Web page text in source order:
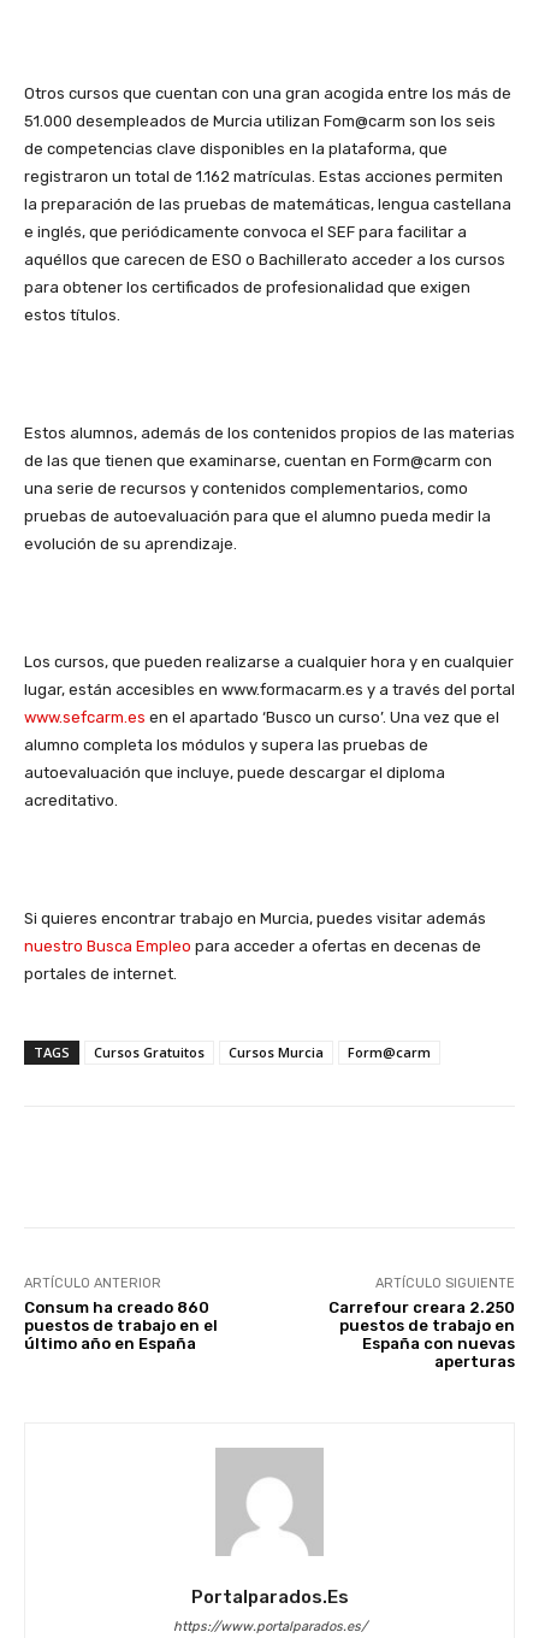
Otros cursos que cuentan con una gran acogida entre los más de
51.000 desempleados de Murcia utilizan Fom@carm son los seis
de competencias clave disponibles en la plataforma, que
registraron un total de 1.162 matrículas. Estas acciones permiten
la preparación de las pruebas de matemáticas, lengua castellana
e inglés, que periódicamente convoca el SEF para facilitar a
aquéllos que carecen de ESO o Bachillerato acceder a los cursos
para obtener los certificados de profesionalidad que exigen
estos títulos.
Estos alumnos, además de los contenidos propios de las materias
de las que tienen que examinarse, cuentan en Form@carm con
una serie de recursos y contenidos complementarios, como
pruebas de autoevaluación para que el alumno pueda medir la
evolución de su aprendizaje.
Los cursos, que pueden realizarse a cualquier hora y en cualquier
lugar, están accesibles en www.formacarm.es y a través del portal
www.sefcarm.es en el apartado ‘Busco un curso’. Una vez que el
alumno completa los módulos y supera las pruebas de
autoevaluación que incluye, puede descargar el diploma
acreditativo.
Si quieres encontrar trabajo en Murcia, puedes visitar además
nuestro Busca Empleo para acceder a ofertas en decenas de
portales de internet.
TAGS Cursos Gratuitos Cursos Murcia Form@carm
ARTÍCULO ANTERIOR
Consum ha creado 860
puestos de trabajo en el
último año en España
ARTÍCULO SIGUIENTE
Carrefour creara 2.250
puestos de trabajo en
España con nuevas
aperturas
Portalparados.es
https://www.portalparados.es/